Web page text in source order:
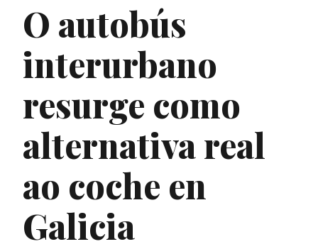
O autobús
interurbano
resurge como
alternativa real
ao coche en
Galicia